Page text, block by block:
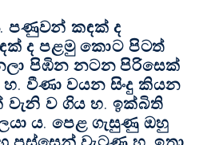
පණුවන් කඳක්‌ ද
ද පළමු කොට පිටත්
පිඹින නටන පිරිසෙක්‌
වීණා වයන සිංදු කියන
ව ගිය හ. ඉක්‌බිති
ය. පෙළ ගැසුණු ඔහු